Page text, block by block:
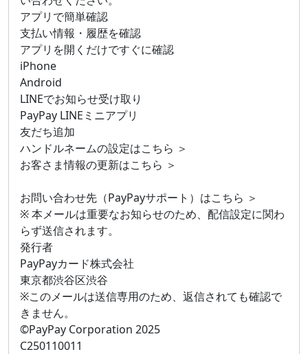
アプリで簡単確認
支払い情報・履歴を確認
アプリを開くだけですぐに確認
iPhone
Android
LINEでお知らせ受け取り
PayPay LINEミニアプリ
友だち追加
ハンドルネームの設定はこちら ＞
お客さま情報の更新はこちら ＞
お問い合わせ先（PayPayサポート）はこちら ＞
※ 本メールは重要なお知らせのため、配信設定に関わ
らず送信されます。
発行者
PayPayカード株式会社
東京都渋谷区渋谷
※このメールは送信専用のため、返信されても確認で
きません。
©PayPay Corporation 2025
C250110011